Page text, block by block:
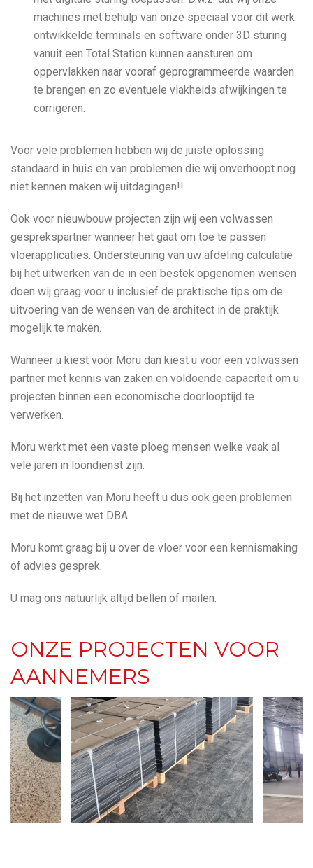
machines met behulp van onze speciaal voor dit werk
ontwikkelde terminals en software onder 3D sturing
vanuit een Total Station kunnen aansturen om
oppervlakken naar vooraf geprogrammeerde waarden
te brengen en zo eventuele vlakheids afwijkingen te
corrigeren.
Voor vele problemen hebben wij de juiste oplossing
standaard in huis en van problemen die wij onverhoopt nog
niet kennen maken wij uitdagingen!!
Ook voor nieuwbouw projecten zijn wij een volwassen
gesprekspartner wanneer het gaat om toe te passen
vloerapplicaties. Ondersteuning van uw afdeling calculatie
bij het uitwerken van de in een bestek opgenomen wensen
doen wij graag voor u inclusief de praktische tips om de
uitvoering van de wensen van de architect in de praktijk
mogelijk te maken.
Wanneer u kiest voor Moru dan kiest u voor een volwassen
partner met kennis van zaken en voldoende capaciteit om u
projecten binnen een economische doorlooptijd te
verwerken.
Moru werkt met een vaste ploeg mensen welke vaak al
vele jaren in loondienst zijn.
Bij het inzetten van Moru heeft u dus ook geen problemen
met de nieuwe wet DBA.
Moru komt graag bij u over de vloer voor een kennismaking
of advies gesprek.
U mag ons natuurlijk altijd bellen of mailen.
ONZE PROJECTEN VOOR
AANNEMERS